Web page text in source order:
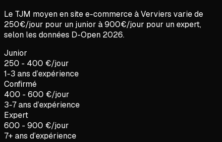
Le TJM moyen ensite e-commerceàVerviers varie de
250€/jour pour un junior à900€/jour pour un expert,
selon les données D-Open 2026.
Junior
250 - 400 €/jour
1-3 ans d’expérience
Confirmé
400 - 600 €/jour
3-7 ans d’expérience
Expert
600 - 900 €/jour
7+ ans d’expérience